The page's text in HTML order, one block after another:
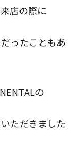
店の際に
ったこともあ
の
ただきました